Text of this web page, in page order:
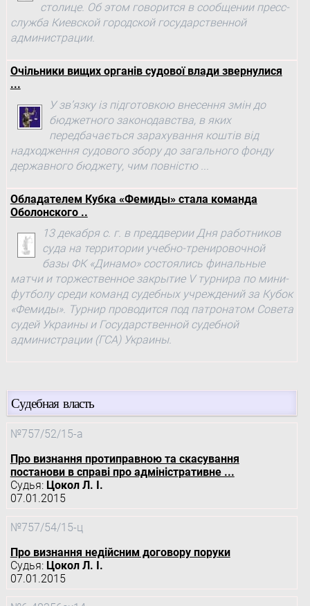
столице. Об этом говорится в сообщении пресс-
служба Киевской городской государственной
администрации.
Очільники вищих органів судової влади звернулися
...
У зв’язку із підготовкою внесення змін до
бюджетного законодавства, в яких
передбачається зарахування коштів від
надходження судового збору до загального фонду
державного бюджету, чим повністю ...
Обладателем Кубка «Фемиды» стала команда
Оболонского ..
13 декабря с. г. в преддверии Дня работников
суда на территории учебно-тренировочной
базы ФК «Динамо» состоялись финальные
матчи и торжественное закрытие V турнира по мини-
футболу среди команд судебных учреждений за Кубок
«Фемиды». Турнир проводится под патронатом Совета
судей Украины и Государственной судебной
администрации (ГСА) Украины.
Судебная власть
№757/52/15-а
Про визнання протиправною та скасування
постанови в справі про адміністративне ...
Судья: Цокол Л. І.
07.01.2015
№757/54/15-ц
Про визнання недійсним договору поруки
Судья: Цокол Л. І.
07.01.2015